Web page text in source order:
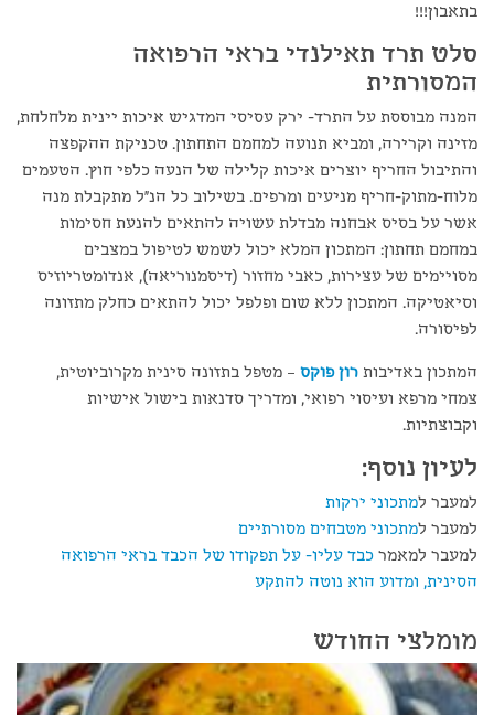
בתאבון!!!
סלט תרד תאילנדי בראי הרפואה
המסורתית
המנה מבוססת על התרד- ירק עסיסי המדגיש איכות יינית מלחלחת,
מזינה וקרירה, ומביא תנועה למחמם התחתון. טכניקת ההקפצה
והתיבול החריף יוצרים איכות קלילה של הנעה כלפי חוץ. הטעמים
מלוח-מתוק-חריף מניעים ומרפים. בשילוב כל הנ"ל מתקבלת מנה
אשר על בסיס אבחנה מבדלת עשויה להתאים להנעת חסימות
במחמם תחתון: המתכון המלא יכול לשמש לטיפול במצבים
מסויימים של עצירות, כאבי מחזור (דיסמנוריאה), אנדומטריוזיס
וסיאטיקה. המתכון ללא שום ופלפל יכול להתאים כחלק מתזונה
לפיסורה.
המתכון באדיבות רון פוקס – מטפל בתזונה סינית מקרוביוטית,
צמחי מרפא ועיסוי רפואי, ומדריך סדנאות בישול אישיות
וקבוצתיות.
לעיון נוסף:
למעבר למתכוני ירקות
למעבר למתכוני מטבחים מסורתיים
למעבר למאמר כבד עליו- על תפקודו של הכבד בראי הרפואה
הסינית, ומדוע הוא נוטה להתקע
מומלצי החודש